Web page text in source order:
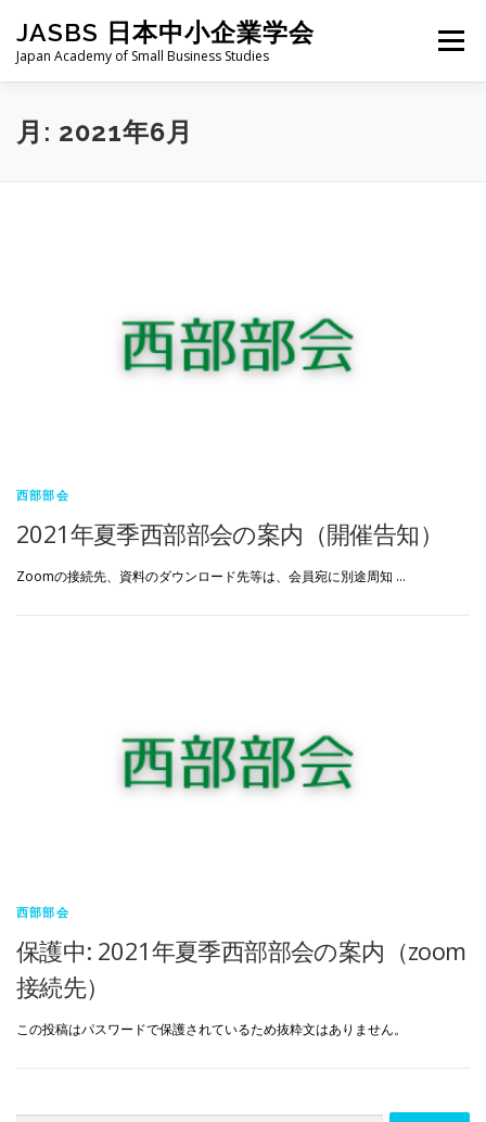
JASBS 日本中小企業学会
Japan Academy of Small Business Studies
メニュー
日本中小企業学会について
月: 2021年6月
西部部会
2021年夏季西部部会の案内（開催告知）
Zoomの接続先、資料のダウンロード先等は、会員宛に別途周知 …
西部部会
保護中: 2021年夏季西部部会の案内（zoom
接続先）
この投稿はパスワードで保護されているため抜粋文はありません。